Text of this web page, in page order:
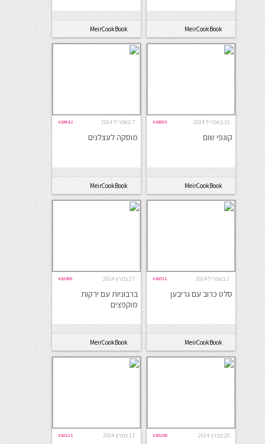
MeirCookBook
MeirCookBook
10 באפריל 2014 #18893
קונפי שום
MeirCookBook
7 באפריל 2014 #18642
מוסקה לעצלנים
MeirCookBook
2 באפריל 2014 #18511
סלט כרוב עם גריבען
MeirCookBook
27 במרץ 2014 #18369
ברבוניות עם ירקות
מוקפצים
MeirCookBook
20 במרץ 2014 #18206 17 במרץ 2014 #18121